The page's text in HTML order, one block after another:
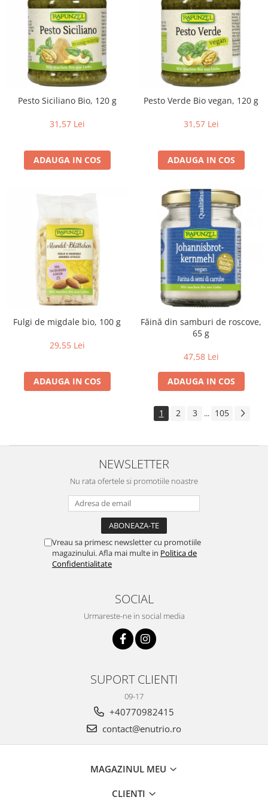
Pesto Siciliano Bio, 120 g
31,57 Lei
ADAUGA IN COS
Pesto Verde Bio vegan, 120 g
31,57 Lei
ADAUGA IN COS
Fulgi de migdale bio, 100 g
29,55 Lei
ADAUGA IN COS
Făină din samburi de roscove,
65 g
47,58 Lei
ADAUGA IN COS
1 2 3 ... 105
NEWSLETTER
Nu rata ofertele si promotiile noastre
Vreau sa primesc newsletter cu promotiile
magazinului. Afla mai multe in Politica de
Confidentialitate
SOCIAL
Urmareste-ne in social media
SUPORT CLIENTI
09-17
+40770982415
contact@enutrio.ro
MAGAZINUL MEU
CLIENTI